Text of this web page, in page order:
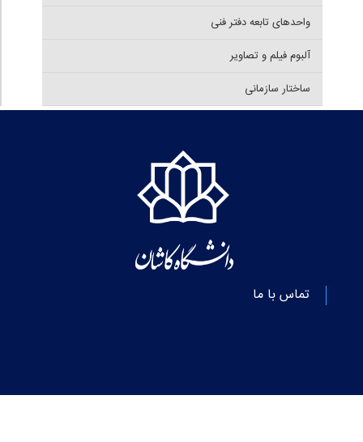
واحدهای تابعه دفتر فنی
آلبوم فیلم و تصاویر
ساختار سازمانی
تماس با ما